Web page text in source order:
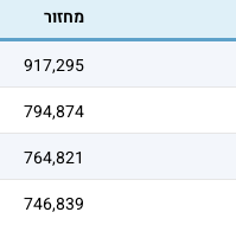
מחזור
917,295
794,874
764,821
746,839